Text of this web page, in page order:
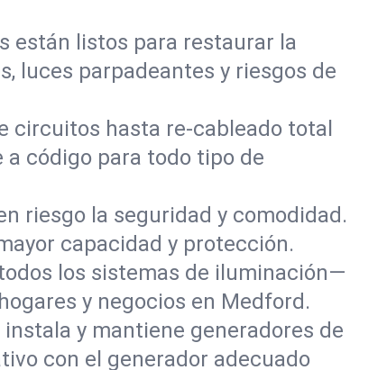
están listos para restaurar la
luces parpadeantes y riesgos de
circuitos hasta re-cableado total
código para todo tipo de
riesgo la seguridad y comodidad.
capacidad y protección.
los sistemas de iluminación—
y negocios en Medford.
y mantiene generadores de
con el generador adecuado